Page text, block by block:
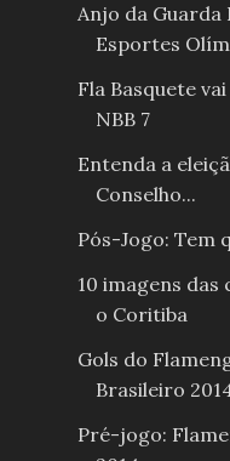
Anjo da Guarda
Esportes
Fla Basquete
NBB 7
Entenda a
Conselho...
Pós-Jogo: Tem
10 imagens
o Coritiba
Gols do
Brasileiro
Pré-jogo: